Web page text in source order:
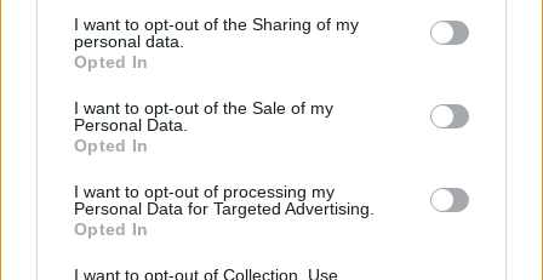
not limited to your visit or usage behaviour. You may click to
grant or deny consent to Google and its third-party tags to
use your data for below specified purposes in below Google
consent section.
I want to opt-out of the Sharing of my
personal data.
Opted In
I want to opt-out of the Sale of my
Personal Data.
Opted In
I want to opt-out of processing my
Personal Data for Targeted Advertising.
Opted In
I want to opt-out of Collection, Use,
Βάλε το proson.gr στα αποτελέσματα
αναζήτησης της Google
Δημοφιλείς Ειδήσεις